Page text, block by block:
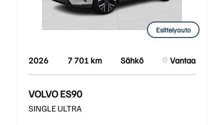
Esittelyauto
2026 7 701 km Sähkö Vantaa
VOLVO ES90
SINGLE ULTRA